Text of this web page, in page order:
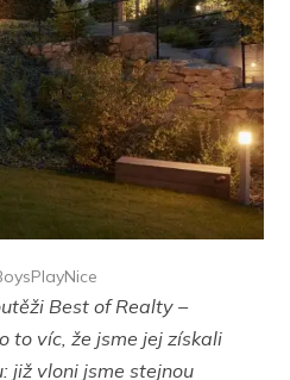
Best of Realty –
to víc, že jsme jej získali
již vloni jsme stejnou